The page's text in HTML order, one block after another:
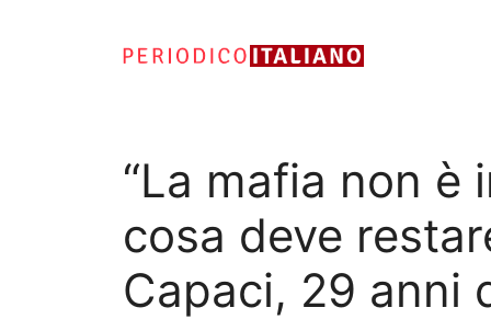
“La mafia non è
cosa deve
Capaci, 29 anni